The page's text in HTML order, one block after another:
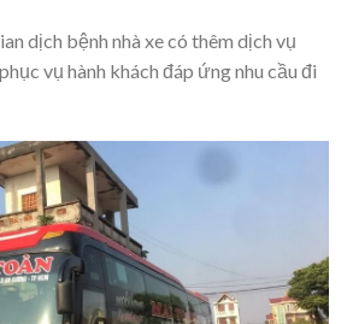
dịch bệnh nhà xe có thêm dịch vụ
vụ hành khách đáp ứng nhu cầu đi